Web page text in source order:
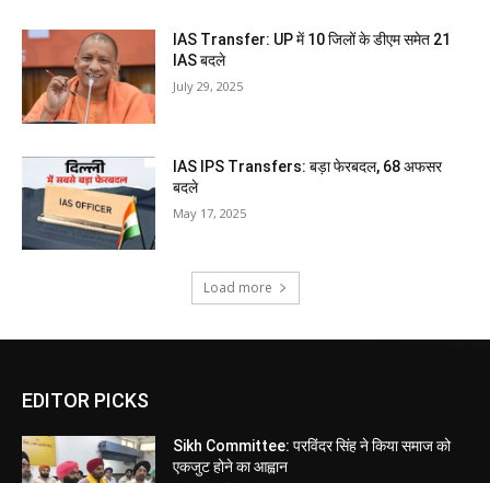
IAS Transfer: UP में 10 जिलों के डीएम समेत 21
IAS बदले
July 29, 2025
IAS IPS Transfers: बड़ा फेरबदल, 68 अफसर
बदले
May 17, 2025
Load more
EDITOR PICKS
Sikh Committee: परविंदर सिंह ने किया समाज को
एकजुट होने का आह्वान